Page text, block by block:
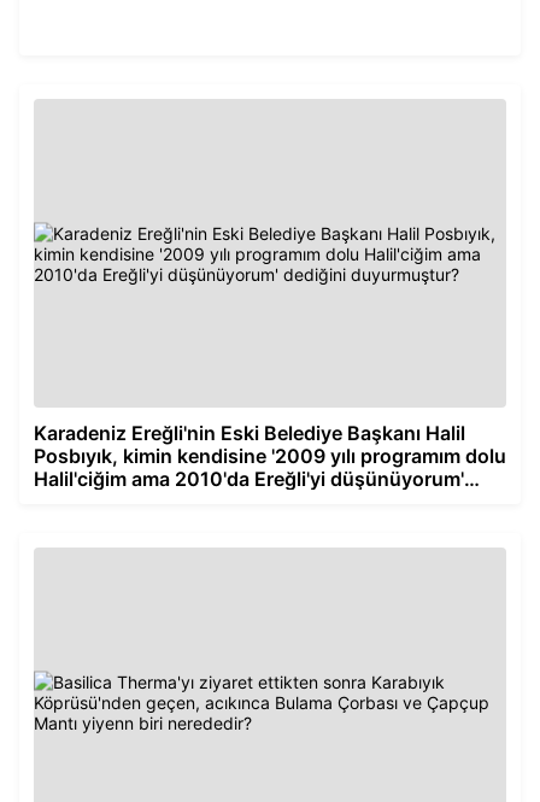
Karadeniz Ereğli'nin Eski Belediye Başkanı Halil
Posbıyık, kimin kendisine '2009 yılı programım dolu
Halil'ciğim ama 2010'da Ereğli'yi düşünüyorum'